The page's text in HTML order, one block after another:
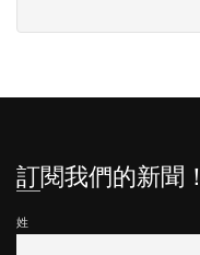
訂閱我們的新聞！
姓